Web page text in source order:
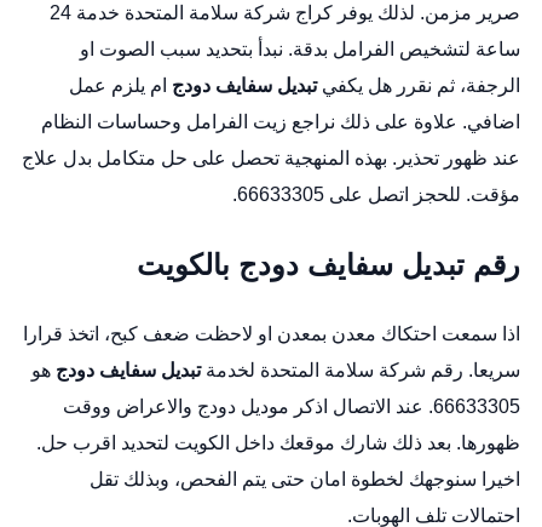
صرير مزمن. لذلك يوفر كراج شركة سلامة المتحدة خدمة 24
ساعة لتشخيص الفرامل بدقة. نبدأ بتحديد سبب الصوت او
الرجفة، ثم نقرر هل يكفيتبديل سفايف دودج ام يلزم عمل
اضافي. علاوة على ذلك نراجع زيت الفرامل وحساسات النظام
عند ظهور تحذير. بهذه المنهجية تحصل على حل متكامل بدل علاج
مؤقت. للحجز اتصل على 66633305.
رقم تبديل سفايف دودج بالكويت
اذا سمعت احتكاك معدن بمعدن او لاحظت ضعف كبح، اتخذ قرارا
سريعا. رقم شركة سلامة المتحدة لخدمةتبديل سفايف دودج هو
66633305. عند الاتصال اذكر موديل دودج والاعراض ووقت
ظهورها. بعد ذلك شارك موقعك داخل الكويت لتحديد اقرب حل.
اخيرا سنوجهك لخطوة امان حتى يتم الفحص، وبذلك تقل
احتمالات تلف الهوبات.